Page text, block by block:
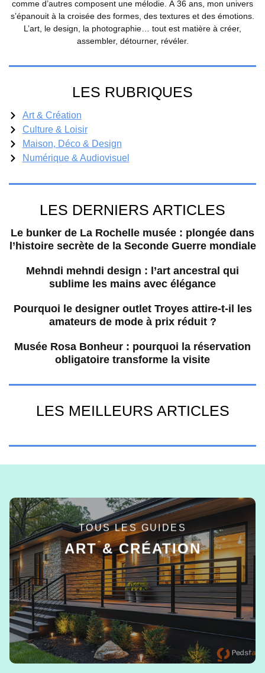
comme d’autres composent une mélodie. À 36 ans, mon univers
s’épanouit à la croisée des formes, des textures et des émotions.
L’art, le design, la photographie… tout est matière à créer,
assembler, détourner, révéler.
LES RUBRIQUES
Art & Création
Culture & Loisir
Maison, Déco & Design
Numérique & Audiovisuel
LES DERNIERS ARTICLES
Le bunker de La Rochelle musée : plongée dans
l’histoire secrète de la Seconde Guerre mondiale
Mehndi mehndi design : l’art ancestral qui
sublime les mains avec élégance
Pourquoi le designer outlet Troyes attire-t-il les
amateurs de mode à prix réduit ?
Musée Rosa Bonheur : pourquoi la réservation
obligatoire transforme la visite
LES MEILLEURS ARTICLES
TOUS LES GUIDES
ART & CRÉATION
EN SAVOIR +